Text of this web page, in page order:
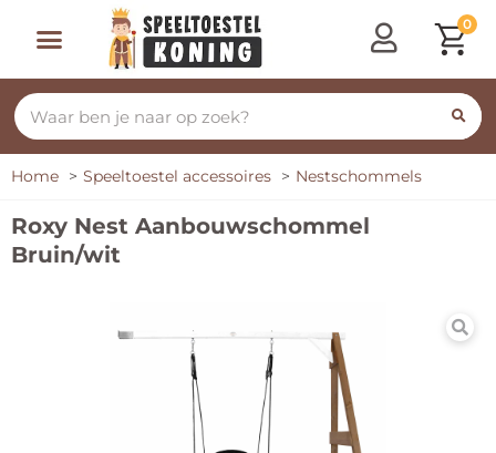
0
Home Speeltoestel accessoires Nestschommels
Roxy Nest Aanbouwschommel
Bruin/wit